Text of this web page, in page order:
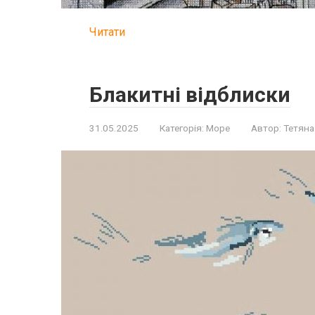
Читати
Блакитні відблиски
31.05.2025 Категорія: Море Автор: